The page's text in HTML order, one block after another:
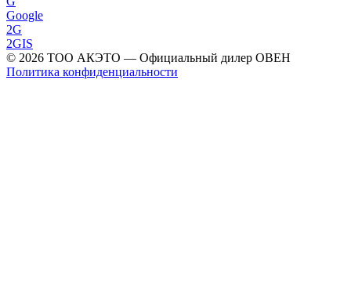
Google
2G
2GIS
© 2026 ТОО АКЭТО — Официальный дилер ОВЕН
Политика конфиденциальности